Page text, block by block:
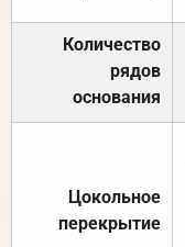
Количество
рядов
основания
Цокольное
перекрытие